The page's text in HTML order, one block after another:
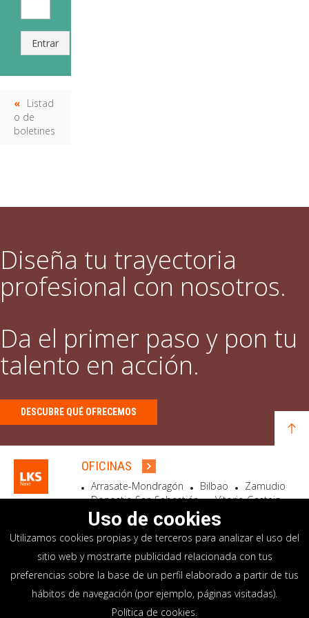
Entrar
Listad
o de
boletines
Diseña tu trayectoria
profesional con nosotros.
Da el primer paso y pon tu
talento en acción.
DESCUBRE QUÉ OFRECEMOS
OFICINAS
Arrasate-Mondragón Bilbao
Zamudio
Donostia-San Sebastián
Vitoria-Gasteiz
Madrid
El Astillero Bidart
SEDE SOCIAL
Goiru, 7 Arrasate-Mondragón
CP 20500 GIPUZKOA – SPAIN
+34 900 84 14 14
Uso de cookies
Utilizamos cookies propias y de terceros para analizar el uso del
sitio web y mostrarte publicidad relacionada con tus
preferencias sobre la base de un perfil elaborado a partir de tus
hábitos de navegación (por ejemplo, páginas visitadas).
Política de cookies.